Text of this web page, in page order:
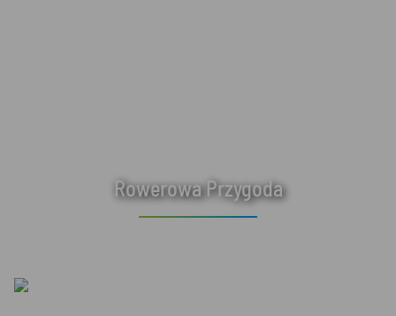
Rowerowa Przygoda